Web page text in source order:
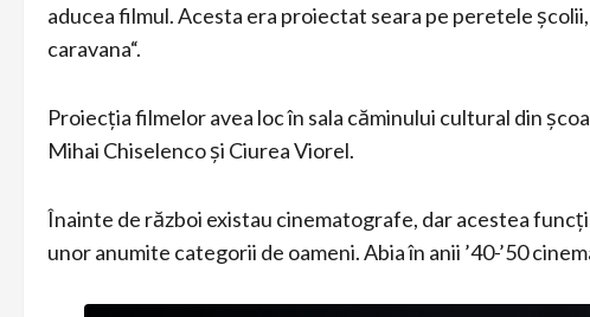
aducea filmul. Acesta era proiectat seara pe peretele
caravana“.
Proiecția filmelor avea loc în sala căminului cultural din
Mihai Chiselenco și Ciurea Viorel.
Înainte de război existau cinematografe, dar acestea
unor anumite categorii de oameni. Abia în anii ’40-’50